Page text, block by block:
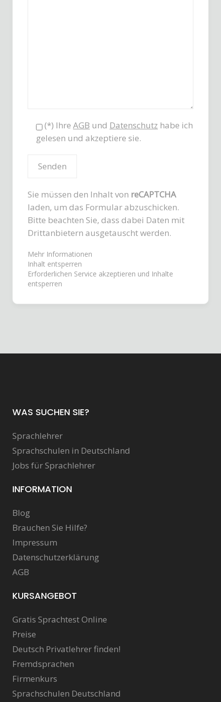
(*) Ihre AGB und Datenschutz habe ich
gelesen und akzeptiere sie.
Sie müssen den Inhalt von reCAPTCHA
laden, um das Formular abzuschicken.
Bitte beachten Sie, dass dabei Daten mit
Drittanbietern ausgetauscht werden.
Mehr Informationen
Inhalt entsperren
Erforderlichen Service akzeptieren und Inhalte
entsperren
WAS SUCHEN SIE?
Sprachlehrer
Sprachschulen in Deutschland
Jobs für Sprachlehrer
INFORMATION
Blog
Brauchen Sie Hilfe?
Impressum
Datenschutzerklärung
AGB
KURSANGEBOT
Gratis Sprachtest Online
Preise
Deutsch Privatlehrer finden!
Fremdsprachen
Firmenkurs
Sprachschulen Deutschland